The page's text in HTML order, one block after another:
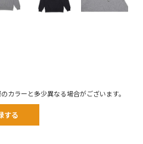
ラーと多少異なる場合がございます。
する